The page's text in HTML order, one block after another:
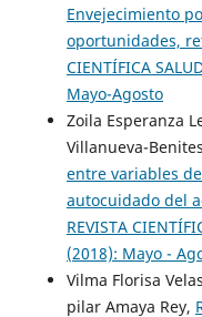
Envejecimiento
oportunidades,
CIENTÍFICA
Mayo-Agosto
Zoila Esperanza
Villanueva-
entre variables
autocuidado del
REVISTA
(2018): Mayo -
Vilma Florisa
pilar Amaya Rey,